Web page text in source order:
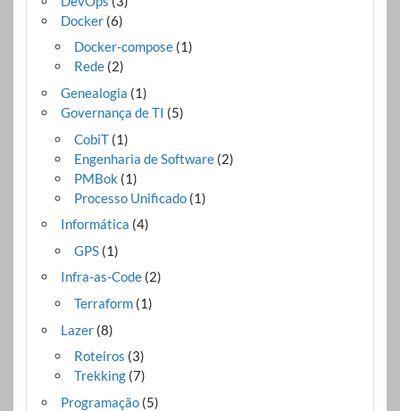
Docker(6)
Docker-compose(1)
Rede(2)
Genealogia (1)
Governança de TI (5)
CobiT(1)
Engenharia de Software(2)
PMBok (1)
Processo Unificado(1)
Informática (4)
GPS(1)
Infra-as-Code(2)
Terraform(1)
Lazer(8)
Roteiros (3)
Trekking(7)
Programação(5)